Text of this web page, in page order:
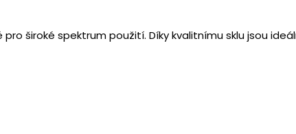
pro široké spektrum použití. Díky kvalitnímu sklu jsou